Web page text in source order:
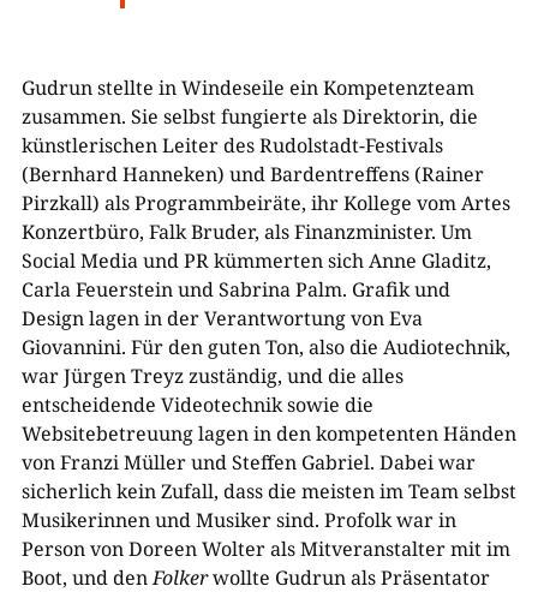
Gudrun stellte in Windeseile ein Kompetenzteam
zusammen. Sie selbst fungierte als Direktorin, die
künstlerischen Leiter des Rudolstadt-Festivals
(Bernhard Hanneken) und Bardentreffens (Rainer
Pirzkall) als Programmbeiräte, ihr Kollege vom Artes
Konzertbüro, Falk Bruder, als Finanzminister. Um
Social Media und PR kümmerten sich Anne Gladitz,
Carla Feuerstein und Sabrina Palm. Grafik und
Design lagen in der Verantwortung von Eva
Giovannini. Für den guten Ton, also die Audiotechnik,
war Jürgen Treyz zuständig, und die alles
entscheidende Videotechnik sowie die
Websitebetreuung lagen in den kompetenten Händen
von Franzi Müller und Steffen Gabriel. Dabei war
sicherlich kein Zufall, dass die meisten im Team selbst
Musikerinnen und Musiker sind. Profolk war in
Person von Doreen Wolter als Mitveranstalter mit im
Boot, und denFolkerwollte Gudrun als Präsentator